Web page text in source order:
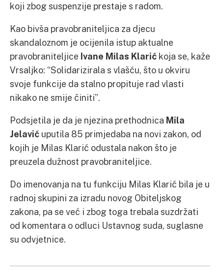
koji zbog suspenzije prestaje s radom.
Kao bivša pravobraniteljica za djecu
skandaloznom je ocijenila istup aktualne
pravobraniteljice Ivane Milas Klarić koja se, kaže
Vrsaljko: “Solidarizirala s vlašću, što u okviru
svoje funkcije da stalno propituje rad vlasti
nikako ne smije činiti”.
Podsjetila je da je njezina prethodnica Mila
Jelavić uputila 85 primjedaba na novi zakon, od
kojih je Milas Klarić odustala nakon što je
preuzela dužnost pravobraniteljice.
Do imenovanja na tu funkciju Milas Klarić bila je u
radnoj skupini za izradu novog Obiteljskog
zakona, pa se već i zbog toga trebala suzdržati
od komentara o odluci Ustavnog suda, suglasne
su odvjetnice.